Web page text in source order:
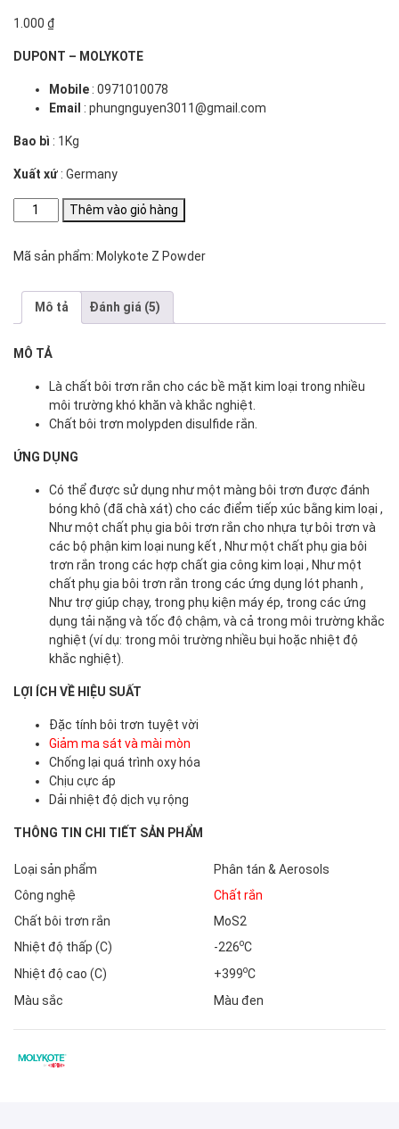
đánh giá
1.000 ₫
DUPONT – MOLYKOTE
Mobile : 0971010078
Email : phungnguyen3011@gmail.com
Bao bì : 1Kg
Xuất xứ : Germany
MOLYKOTE
Z
số
Thêm vào giỏ hàng
Mã sản phẩm: Molykote Z Powder
Mô tả Đánh giá (5)
MÔ TẢ
Là chất bôi trơn rắn cho các bề mặt kim loại trong nhiều
môi trường khó khăn và khắc nghiệt.
Chất bôi trơn molypden disulfide rắn.
ỨNG DỤNG
Có thể được sử dụng như một màng bôi trơn được đánh
bóng khô (đã chà xát) cho các điểm tiếp xúc bằng kim loại ,
Như một chất phụ gia bôi trơn rắn cho nhựa tự bôi trơn và
các bộ phận kim loại nung kết , Như một chất phụ gia bôi
trơn rắn trong các hợp chất gia công kim loại , Như một
chất phụ gia bôi trơn rắn trong các ứng dụng lót phanh ,
Như trợ giúp chạy, trong phụ kiện máy ép, trong các ứng
dụng tải nặng và tốc độ chậm, và cả trong môi trường khắc
nghiệt (ví dụ: trong môi trường nhiều bụi hoặc nhiệt độ
khắc nghiệt).
LỢI ÍCH VỀ HIỆU SUẤT
Đặc tính bôi trơn tuyệt vời
Giảm ma sát và mài mòn
Chống lại quá trình oxy hóa
Chịu cực áp
Dải nhiệt độ dịch vụ rộng
THÔNG TIN CHI TIẾT SẢN PHẨM
Loại sản phẩm
Phân tán & Aerosols
Công nghệ
Chất rắn
Chất bôi trơn rắn
MoS2
Nhiệt độ thấp (C)
-226oC
Nhiệt độ cao (C)
+399oC
Màu sắc
Màu đen